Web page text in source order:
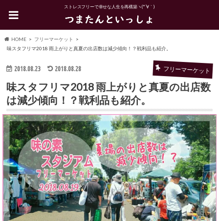
ストレスフリーで幸せな人生を再構築ヽ(*´∀｀)
HOME
フリーマーケット
味スタフリマ2018 雨上がりと真夏の出店数は減少傾向！？戦利品も紹介。
2018.08.23 2018.08.28 フリーマーケット
味スタフリマ2018 雨上がりと真夏の出店数
は減少傾向！？戦利品も紹介。